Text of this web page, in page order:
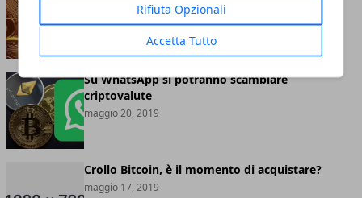
Rifiuta Opzionali
Accetta Tutto
maggio 20, 2019
Su WhatsApp si potranno scambiare
criptovalute
maggio 20, 2019
Crollo Bitcoin, è il momento di acquistare?
maggio 17, 2019